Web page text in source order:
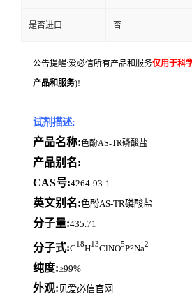
是否进口 否
公告提醒:爱必信所有产品和服务仅用于科
产品和服务)!
试剂描述:
产品名称:色酚AS-TR磷酸盐
产品别名:
CAS号:4264-93-1
英文别名:色酚AS-TR磷酸盐
分子量:435.71
分子式:C18H13ClNO5P?Na2
纯度:≥99%
外观: 见爱必信官网